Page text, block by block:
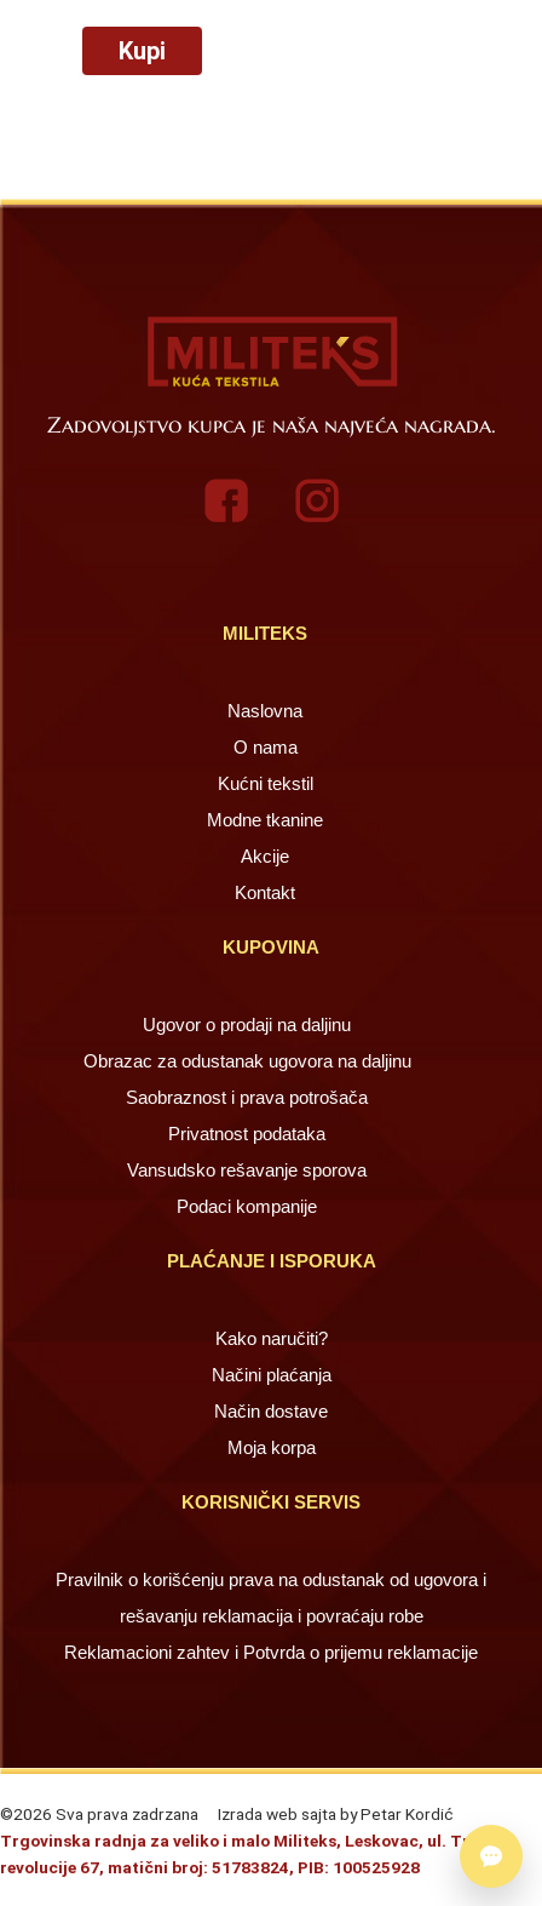
Kupi
Zadovoljstvo kupca je naša najveća nagrada.
MILITEKS
Naslovna
O nama
Kućni tekstil
Modne tkanine
Akcije
Kontakt
KUPOVINA
Ugovor o prodaji na daljinu
Obrazac za odustanak ugovora na daljinu
Saobraznost i prava potrošača
Privatnost podataka
Vansudsko rešavanje sporova
Podaci kompanije
PLAĆANJE I ISPORUKA
Kako naručiti?
Načini plaćanja
Način dostave
Moja korpa
KORISNIČKI SERVIS
Pravilnik o korišćenju prava na odustanak od ugovora i
rešavanju reklamacija i povraćaju robe
Reklamacioni zahtev i Potvrda o prijemu reklamacije
©2026 Sva prava zadrzana
Izrada web sajta by Petar Kordić
Trgovinska radnja za veliko i malo Militeks, Leskovac, ul. Trg
revolucije 67, matični broj: 51783824, PIB: 100525928